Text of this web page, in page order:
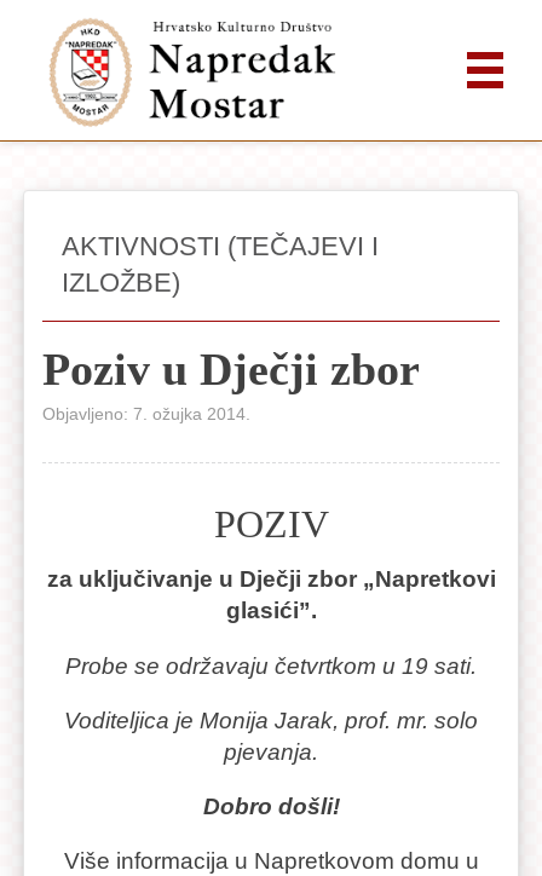
AKTIVNOSTI (TEČAJEVI I
IZLOŽBE)
Poziv u Dječji zbor
Objavljeno: 7. ožujka 2014.
POZIV
za uključivanje u Dječji zbor „Napretkovi
glasići”.
Probe se održavaju četvrtkom u 19 sati.
Voditeljica je Monija Jarak, prof. mr. solo
pjevanja.
Dobro došli!
Više informacija u Napretkovom domu u